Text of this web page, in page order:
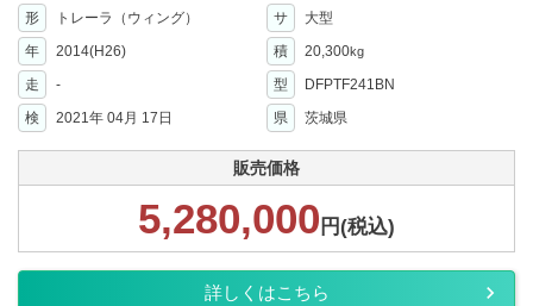
形 トレーラ（ウィング） サ
大型
年
2014(H26) 積 20,300kg
走 - 型
DFPTF241BN
検
2021年 04月 17日 県 茨城県
販売価格
5,280,000 円(税込)
詳しくはこちら